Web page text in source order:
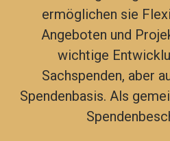
ermöglichen sie
Angeboten und
wichtige
Sachspenden, aber
Spendenbasis. Als